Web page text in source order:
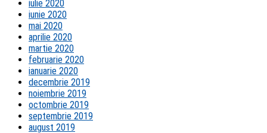
iulie 2020
iunie 2020
mai 2020
aprilie 2020
martie 2020
februarie 2020
ianuarie 2020
decembrie 2019
noiembrie 2019
octombrie 2019
septembrie 2019
august 2019